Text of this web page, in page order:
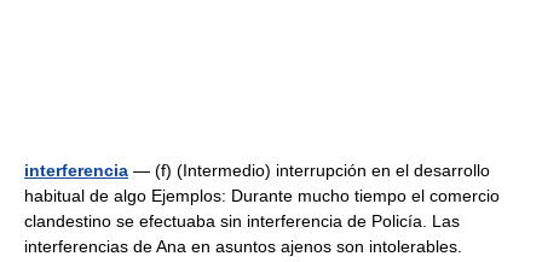
interferencia — (f) (Intermedio) interrupción en el desarrollo
habitual de algo Ejemplos: Durante mucho tiempo el comercio
clandestino se efectuaba sin interferencia de Policía. Las
interferencias de Ana en asuntos ajenos son intolerables.